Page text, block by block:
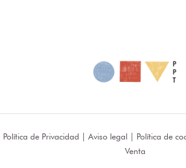
Política de Privacidad | Aviso legal| Política de
Venta